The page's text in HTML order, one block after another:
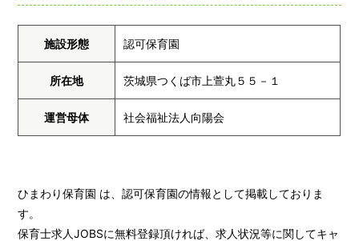
施設形態 認可保育園
所在地 茨城県つくば市上萱丸５５－１
運営母体 社会福祉法人向陽会
ひまわり保育園 は、認可保育園の情報として掲載しておりま
す。
保育士求人JOBSに無料登録頂ければ、求人状況等に関してキャ